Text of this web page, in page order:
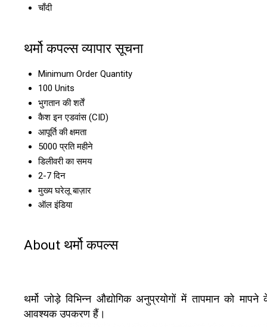
चाँदी
थर्मो कपल्स व्यापार सूचना
Minimum Order Quantity
100 Units
भुगतान की शर्तें
कैश इन एडवांस (CID)
आपूर्ति की क्षमता
5000 प्रति महीने
डिलीवरी का समय
2-7 दिन
मुख्य घरेलू बाज़ार
ऑल इंडिया
About थर्मो कपल्स
थर्मो जोड़े विभिन्न औद्योगिक अनुप्रयोगों में तापमान को मापने
आवश्यक उपकरण हैं।